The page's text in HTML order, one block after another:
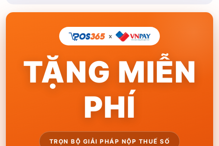
TẶNG MIỄN
PHÍ
TRỌN BỘ GIẢI PHÁP NỘP THUẾ SỐ